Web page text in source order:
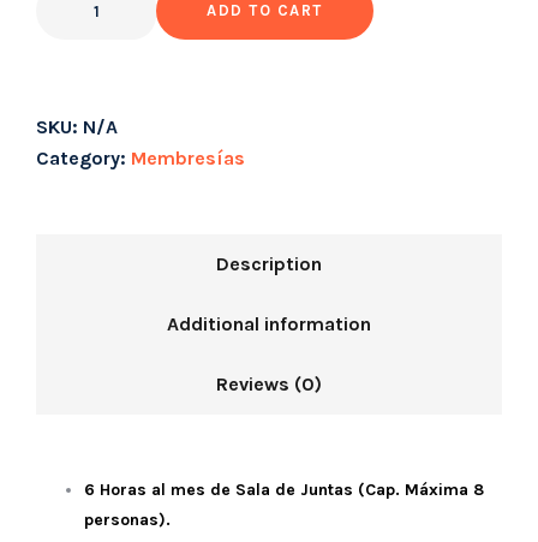
ADD TO CART
SKU: N/A
Category: Membresías
Description
Additional information
Reviews (0)
6 Horas al mes de Sala de Juntas (Cap. Máxima 8
personas).